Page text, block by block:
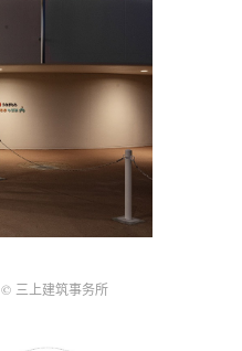
© 三上建筑事务所